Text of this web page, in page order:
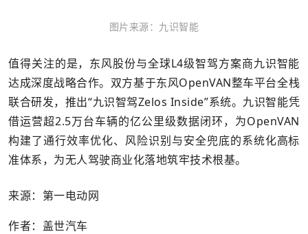
图片来源：九识智能
值得关注的是，东风股份与全球L4级智驾方案商九识智能
达成深度战略合作。双方基于东风OpenVAN整车平台全栈
联合研发，推出“九识智驾Zelos Inside”系统。九识智能凭
借运营超2.5万台车辆的亿公里级数据闭环，为OpenVAN
构建了通行效率优化、风险识别与安全兜底的系统化高标
准体系，为无人驾驶商业化落地筑牢技术根基。
来源：第一电动网
作者：盖世汽车